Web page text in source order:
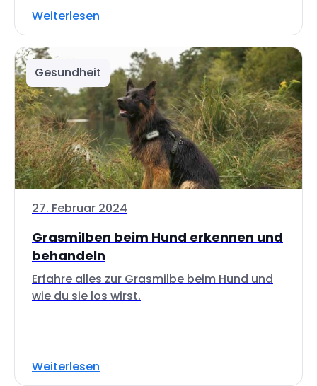
Weiterlesen
Gesundheit
27. Februar 2024
Grasmilben beim Hund erkennen und
behandeln
Erfahre alles zur Grasmilbe beim Hund und
wie du sie los wirst.
Weiterlesen